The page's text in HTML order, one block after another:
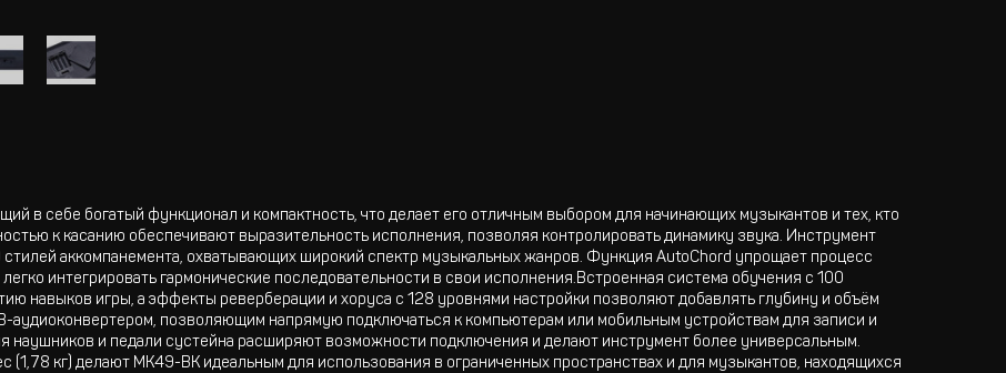
в себе богатый функционал и компактность, что делает его отличным выбором для начинающих музыкантов и тех, кто
к касанию обеспечивают выразительность исполнения, позволяя контролировать динамику звука. Инструмент
аккомпанемента, охватывающих широкий спектр музыкальных жанров. Функция AutoChord упрощает процесс
интегрировать гармонические последовательности в свои исполнения.Встроенная система обучения с 100
навыков игры, а эффекты реверберации и хоруса с 128 уровнями настройки позволяют добавлять глубину и объём
аудиоконвертером, позволяющим напрямую подключаться к компьютерам или мобильным устройствам для записи и
и педали сустейна расширяют возможности подключения и делают инструмент более универсальным.
кг) делают MK49-BK идеальным для использования в ограниченных пространствах и для музыкантов, находящихся